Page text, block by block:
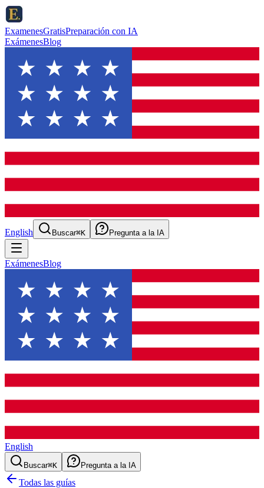
ExamenesGratisPreparación con IA
ExámenesBlog
English Buscar⌘K Pregunta a la IA
ExámenesBlog
English
Buscar⌘K Pregunta a la IA
Todas las guías